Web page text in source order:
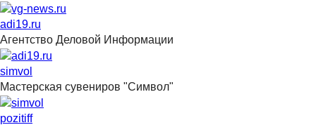
adi19.ru
Агентство Деловой Информации
simvol
Мастерская сувениров "Символ"
pozitiff